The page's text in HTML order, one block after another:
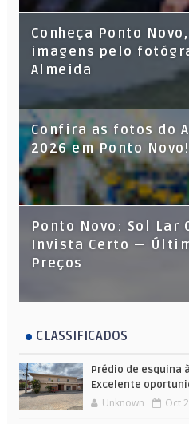
Conheça Ponto
imagens pelo
Almeida
Confira as fotos do
2026 em Ponto Novo!
Ponto Novo: Sol Lar
Invista Certo —
Preços
CLASSIFICADOS
Prédio de esquina
Excelente
Unknown Oct